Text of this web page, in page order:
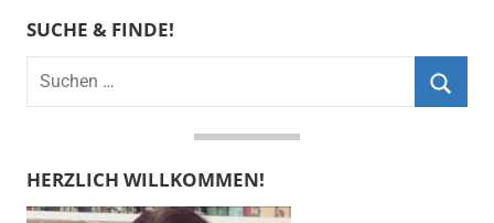
SUCHE & FINDE!
Suchen
HERZLICH WILLKOMMEN!